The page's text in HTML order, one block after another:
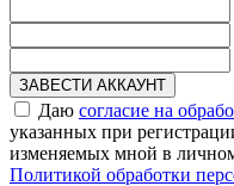
ЗАВЕСТИ АККАУНТ
Даю согласие на
указанных при
изменяемых мной в
Политикой обработки